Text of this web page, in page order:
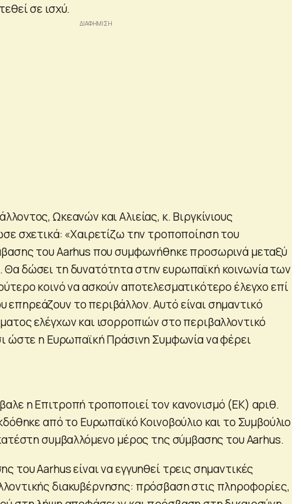
σε ισχύ.
Ωκεανών και Αλιείας, κ. Βιργκίνιους
σχετικά: «Χαιρετίζω την τροποποίηση του
του Aarhus που συμφωνήθηκε προσωρινά μεταξύ
δώσει τη δυνατότητα στην ευρωπαϊκή κοινωνία των
κοινό να ασκούν αποτελεσματικότερο έλεγχο επί
το περιβάλλον. Αυτό είναι σημαντικό
ελέγχων και ισορροπιών στο περιβαλλοντικό
ώστε η Ευρωπαϊκή Πράσινη Συμφωνία να φέρει
η Επιτροπή τροποποιεί τον κανονισμό (ΕΚ) αριθ.
από το Ευρωπαϊκό Κοινοβούλιο και το Συμβούλιο
συμβαλλόμενο μέρος της σύμβασης του Aarhus.
του Aarhus είναι να εγγυηθεί τρεις σημαντικές
διακυβέρνησης: πρόσβαση στις πληροφορίες,